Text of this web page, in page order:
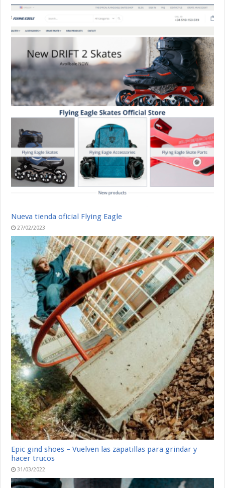
Nueva tienda oficial Flying Eagle
27/02/2023
Epic gind shoes – Vuelven las zapatillas para grindar y
hacer trucos
31/03/2022